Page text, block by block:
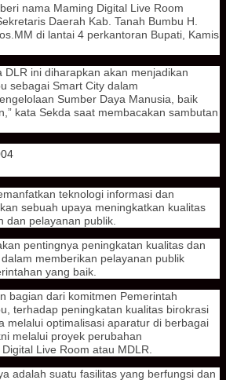
nama Maming Digital Live Room
Daerah Kab. Tanah Bumbu H.
di lantai 4 perkantoran Bupati, Kamis
DLR ini diharapkan akan menjadikan
sebagai Smart City dalam
Sumber Daya Manusia, baik
kata Sekda saat membacakan sambutan
teknologi informasi dan
sebuah upaya meningkatkan kualitas
dan pelayanan publik.
pentingnya peningkatan kualitas dan
memberikan pelayanan publik
yang baik.
bagian dari komitmen Pemerintah
terhadap peningkatan kualitas birokrasi
melalui optimalisasi aparatur di berbagai
melalui proyek perubahan
Live Room atau MDLR.
adalah suatu fasilitas yang berfungsi dan